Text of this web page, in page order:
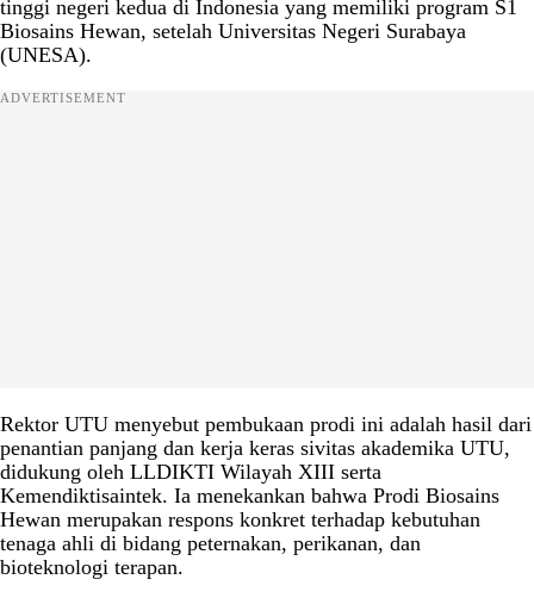
tinggi negeri kedua di Indonesia yang memiliki program S1
Biosains Hewan, setelah Universitas Negeri Surabaya
(UNESA).
ADVERTISEMENT
Rektor UTU menyebut pembukaan prodi ini adalah hasil dari
penantian panjang dan kerja keras sivitas akademika UTU,
didukung oleh LLDIKTI Wilayah XIII serta
Kemendiktisaintek. Ia menekankan bahwa Prodi Biosains
Hewan merupakan respons konkret terhadap kebutuhan
tenaga ahli di bidang peternakan, perikanan, dan
bioteknologi terapan.